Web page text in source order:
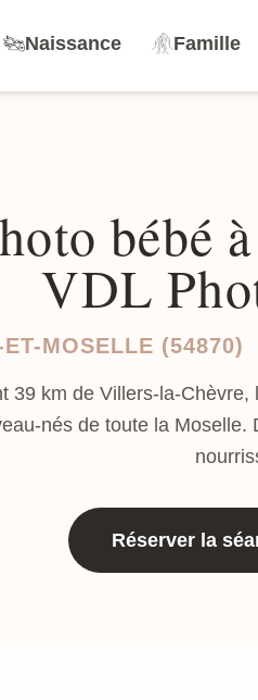
Naissance Famille
bébé
VDL
ET-MOSELLE
39 km de Villers-la-
nés de toute la
Réserver la